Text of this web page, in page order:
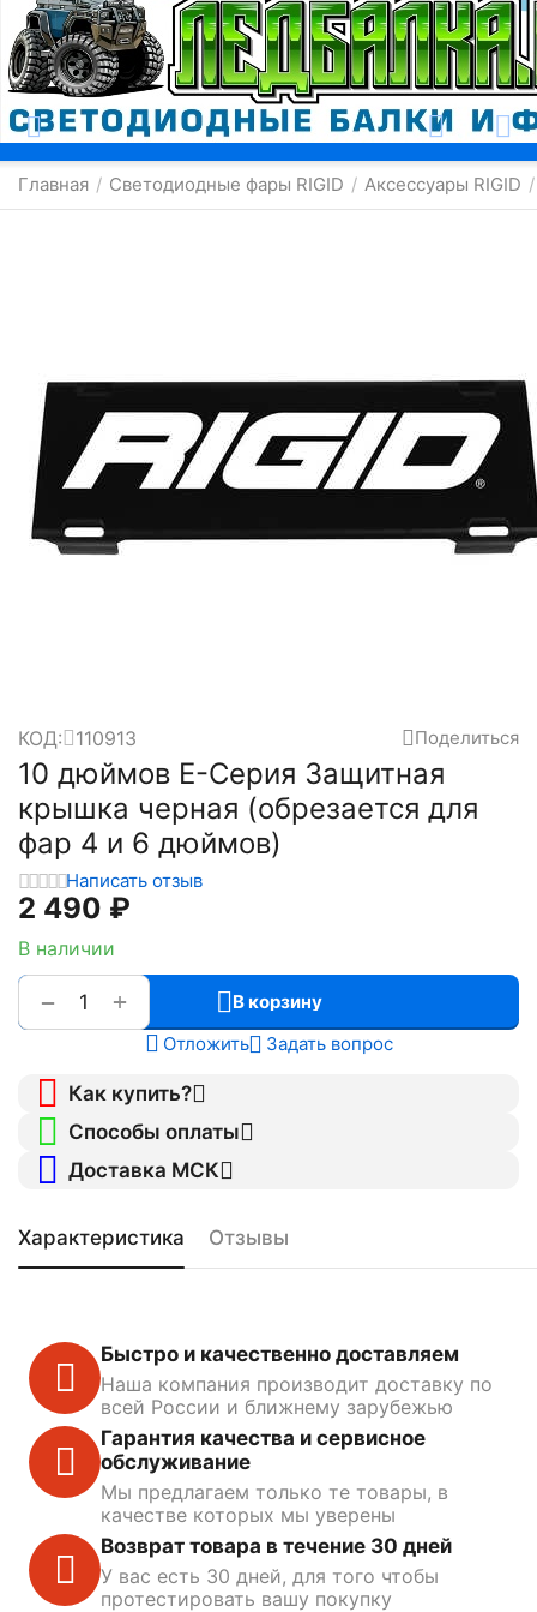
Москва
Главная / Светодиодные фары RIGID / Аксессуары RIGID /
КОД: 110913 Поделиться
10 дюймов E-Серия Защитная
крышка черная (обрезается для
фар 4 и 6 дюймов)
Написать отзыв
2 490 ₽
В наличии
+
−
В корзину
Отложить
Задать вопрос
Как купить?
Способы оплаты
Доставка МСК
Характеристика Отзывы
Быстро и качественно доставляем
Наша компания производит доставку по
всей России и ближнему зарубежью
Гарантия качества и сервисное
обслуживание
Мы предлагаем только те товары, в
качестве которых мы уверены
Возврат товара в течение 30 дней
У вас есть 30 дней, для того чтобы
протестировать вашу покупку